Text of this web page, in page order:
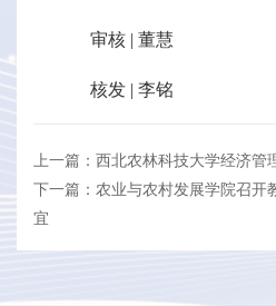
审核 | 董慧
核发 | 李铭
上一篇：西北农林科技大学经济管
下一篇：农业与农村发展学院召开
宜